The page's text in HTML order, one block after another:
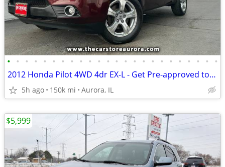
• • • • • • • • • • • • • • • • • • • • • • • •
2012 Honda Pilot 4WD 4dr EX-L - Get Pre-approved today!
5h ago 150k mi Aurora, IL
$5,999